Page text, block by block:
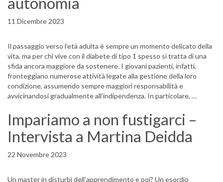
11 Dicembre 2023
Il passaggio verso l’età adulta è sempre un momento delicato della
vita, ma per chi vive con il diabete di tipo 1 spesso si tratta di una
sfida ancora maggiore da sostenere. I giovani pazienti, infatti,
fronteggiano numerose attività legate alla gestione della loro
condizione, assumendo sempre maggiori responsabilità e
avvicinandosi gradualmente all’indipendenza. In particolare, …
Impariamo a non fustigarci –
Intervista a Martina Deidda
22 Novembre 2023
Un master in disturbi dell’apprendimento e poi? Un esordio